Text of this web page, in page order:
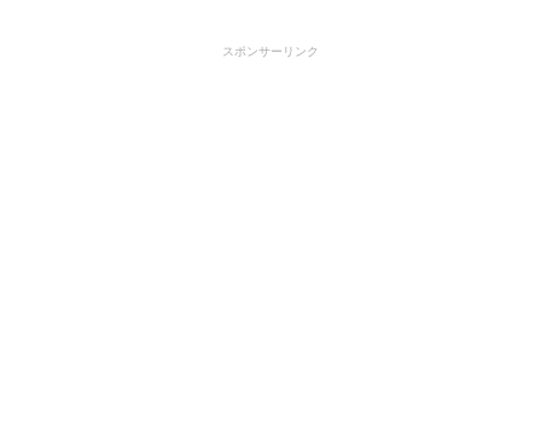
スポンサーリンク